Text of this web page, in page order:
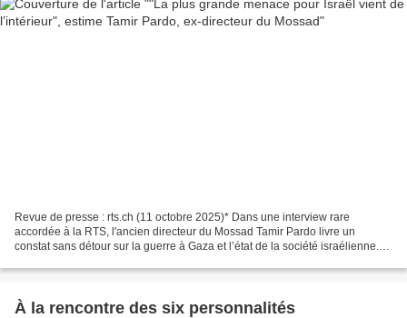
Revue de presse : rts.ch (11 octobre 2025)* Dans une interview rare
accordée à la RTS, l'ancien directeur du Mossad Tamir Pardo livre un
constat sans détour sur la guerre à Gaza et l’état de la société israélienne.
À la rencontre des six personnalités